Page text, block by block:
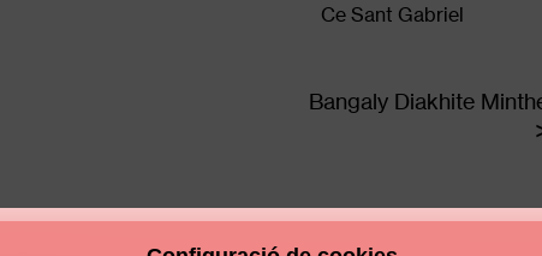
Ce Sant Gabriel
Bangaly Diakhite